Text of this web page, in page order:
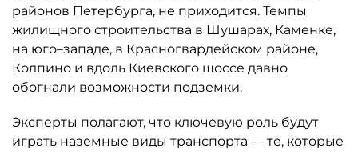
районов Петербурга, не приходится. Темпы
жилищного строительства в Шушарах, Каменке,
на юго–западе, в Красногвардейском районе,
Колпино и вдоль Киевского шоссе давно
обогнали возможности подземки.
Эксперты полагают, что ключевую роль будут
играть наземные виды транспорта — те, которые